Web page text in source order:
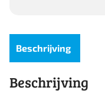
Beschrijving
Beschrijving